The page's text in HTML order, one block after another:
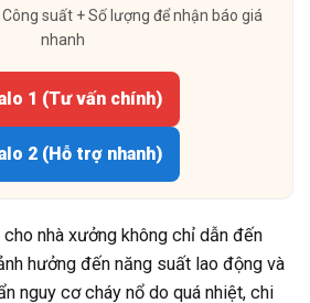
suất + Số lượng để nhận báo giá
nhanh
1 (Tư vấn chính)
2 (Hỗ trợ nhanh)
nhà xưởng không chỉ dẫn đến
hưởng đến năng suất lao động và
nguy cơ cháy nổ do quá nhiệt, chi